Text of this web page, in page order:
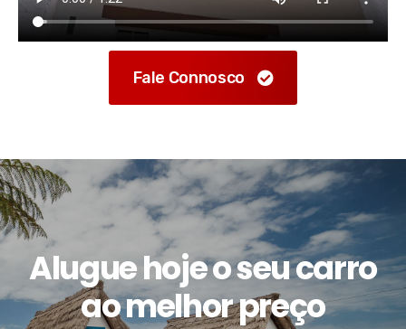
Fale Connosco
Alugue hoje o seu carro
ao melhor preço